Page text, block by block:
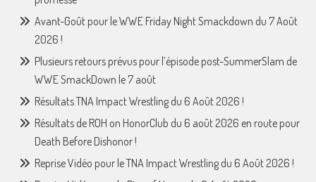
Avant-Goût pour le WWE Friday Night Smackdown du 7 Août
2026 !
Plusieurs retours prévus pour l’épisode post-SummerSlam de
WWE SmackDown le 7 août
Résultats TNA Impact Wrestling du 6 Août 2026 !
Résultats de ROH on HonorClub du 6 août 2026 en route pour
Death Before Dishonor !
Reprise Vidéo pour le TNA Impact Wrestling du 6 Août 2026 !